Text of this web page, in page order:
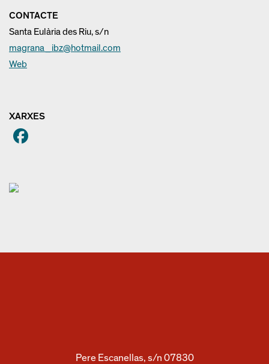
CONTACTE
Santa Eulària des Riu, s/n
magrana_ibz@hotmail.com
Web
XARXES
Pere Escanellas, s/n 07830